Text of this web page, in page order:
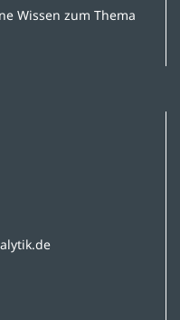
Wissen zum Thema